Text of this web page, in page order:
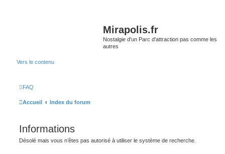
Mirapolis.fr
Nostalgie d'un Parc d'attraction pas comme les
autres
Vers le contenu
FAQ
Accueil Index du forum
Informations
Désolé mais vous n’êtes pas autorisé à utiliser le système de recherche.